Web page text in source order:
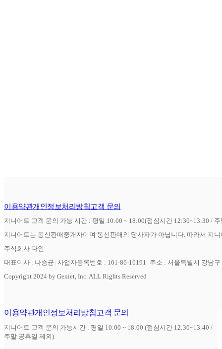
이용약관개인정보처리방침고객 문의
지니어트 고객 문의 가능 시간 : 평일 10:00 ~ 18:00(점심시간 12:30~13:30 /
지니어트는 통신판매중개자이며 통신판매의 당사자가 아닙니다. 따라서 지
주식회사 다인
대표이사 : 나승균 사업자등록번호 : 101-86-16191
주소 : 서울특별시 강남
Copyright 2024 by Geniet, Inc. ALL Rights Reserved
이용약관개인정보처리방침고객 문의
지니어트 고객 문의 가능시간 : 평일 10:00 ~ 18:00 (점심시간 12:30~13:40 /
주말 공휴일 제외)